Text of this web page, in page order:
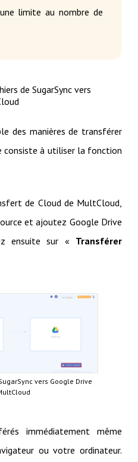
limite au nombre de
de SugarSync vers
des manières de transférer
consiste à utiliser la fonction
de Cloud de MultCloud,
et ajoutez Google Drive
ensuite sur « Transférer
vers Google Drive
immédiatement même
ou votre ordinateur.